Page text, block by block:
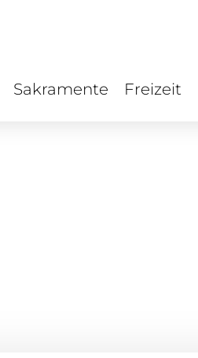
Sakramente Freizeit